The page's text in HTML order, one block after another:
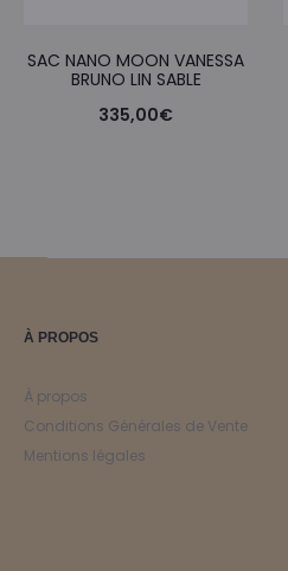
SAC NANO MOON VANESSA
BRUNO LIN SABLE
335,00€
À PROPOS
À propos
Conditions Générales de Vente
Mentions légales